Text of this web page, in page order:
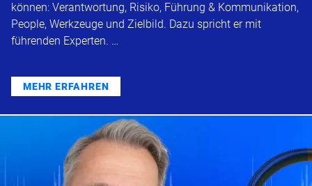
können: Verantwortung, Risiko, Führung & Kommunikation,
People, Werkzeuge und Zielbild. Dazu spricht er mit
führenden Experten. …
MEHR ERFAHREN